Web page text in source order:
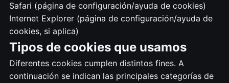
Safari (página de configuración/ayuda de cookies)
Internet Explorer (página de configuración/ayuda de
cookies, si aplica)
Tipos de cookies que usamos
Diferentes cookies cumplen distintos fines. A
continuación se indican las principales categorías de